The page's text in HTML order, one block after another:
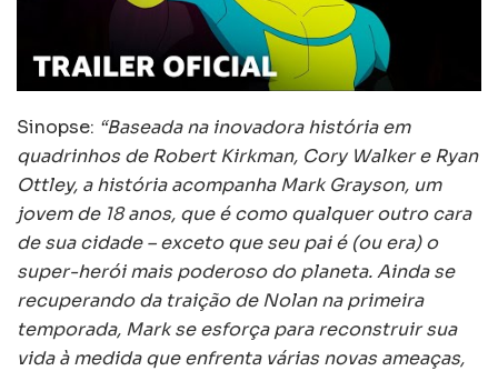
Sinopse: “Baseada na inovadora história em
quadrinhos de Robert Kirkman, Cory Walker e Ryan
Ottley, a história acompanha Mark Grayson, um
jovem de 18 anos, que é como qualquer outro cara
de sua cidade – exceto que seu pai é (ou era) o
super-herói mais poderoso do planeta. Ainda se
recuperando da traição de Nolan na primeira
temporada, Mark se esforça para reconstruir sua
vida à medida que enfrenta várias novas ameaças,